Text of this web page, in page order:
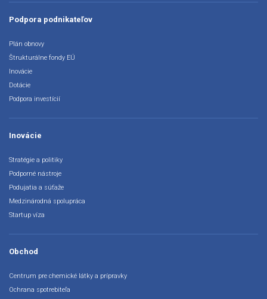
Podpora podnikateľov
Plán obnovy
Štrukturálne fondy EÚ
Inovácie
Dotácie
Podpora investícií
Inovácie
Stratégie a politiky
Podporné nástroje
Podujatia a súťaže
Medzinárodná spolupráca
Startup víza
Obchod
Centrum pre chemické látky a prípravky
Ochrana spotrebiteľa